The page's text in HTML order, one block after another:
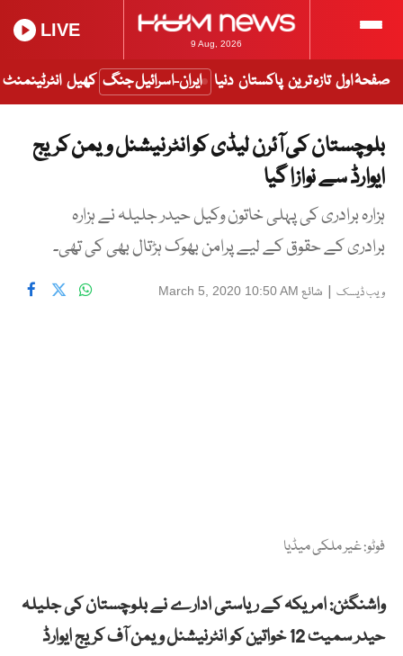
9 Aug, 2026
LIVE
صفحۂ اول تازہ ترین پاکستان دنیا ایران-اسرائیل جنگ کھیل انٹرٹینمنٹ
بلوچستان کی آئرن لیڈی کو انٹرنیشنل ویمن کریج
ایوارڈ سے نوازا گیا
ہزارہ برادری کی پہلی خاتون وکیل حیدر جلیلہ نے ہزارہ
برادری کے حقوق کے لیے پرامن بھوک ہڑتال بھی کی تھی۔
ویب ڈیسک | شائع March 5, 2020 10:50 AM
فوٹو: غیر ملکی میڈیا
واشنگٹن: امریکہ کے ریاستی ادارے نے بلوچستان کی جلیلہ
حیدر سمیت 12 خواتین کو انٹرنیشنل ویمن آف کریج ایوارڈ